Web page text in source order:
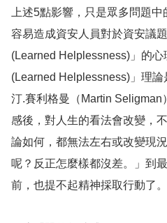
上述5點影響，只是眾多問題
容易造成資安人員對於資安議
(Learned Helplessness)」的
(Learned Helplessness)」理
汀.賽利格曼（Martin Seligman
感後，對人生的看法會改變，
論如何，都無法左右或改變現
呢？反正怎麼樣都沒差。」到
前，也提不起精神採取行動了。